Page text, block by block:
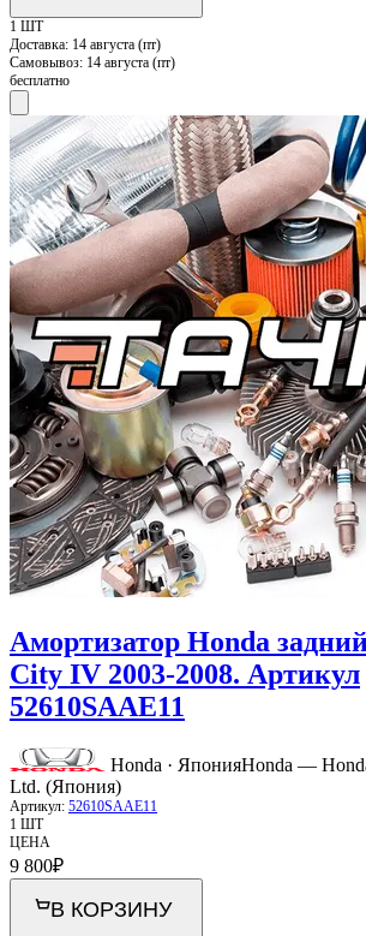
1 ШТ
Доставка: 14 августа (пт)
Самовывоз: 14 августа (пт)
бесплатно
Амортизатор Honda
City IV 2003-2008. Артикул
52610SAAE11
Honda · ЯпонияHonda —
Ltd. (Япония)
Артикул: 52610SAAE11
1 ШТ
ЦЕНА
9 800₽
В КОРЗИНУ